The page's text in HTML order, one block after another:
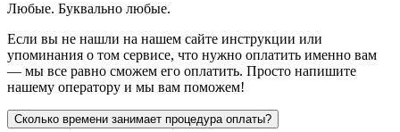
Любые. Буквально любые.
Если вы не нашли на нашем сайте инструкции или
упоминания о том сервисе, что нужно оплатить именно вам
— мы все равно сможем его оплатить. Просто напишите
нашему оператору и мы вам поможем!
Сколько времени занимает процедура оплаты?